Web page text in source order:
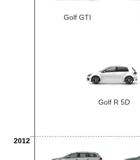
Golf GTI
Golf R 5D
2012